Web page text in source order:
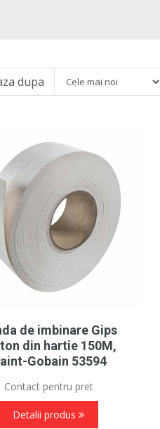
dupa
de imbinare Gips
din hartie 150M,
Gobain 53594
Contact pentru pret
Detalii produs